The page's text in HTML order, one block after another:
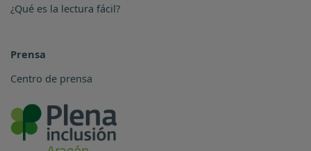
¿Qué es la lectura fácil?
Prensa
Centro de prensa